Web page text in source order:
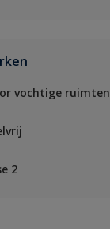
vochtige ruimten
2